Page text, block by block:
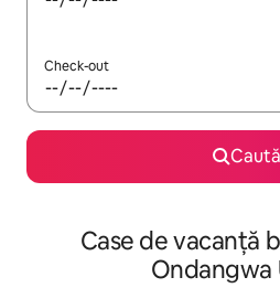
Check-out
Caută
Case de vacanță
Ondangwa